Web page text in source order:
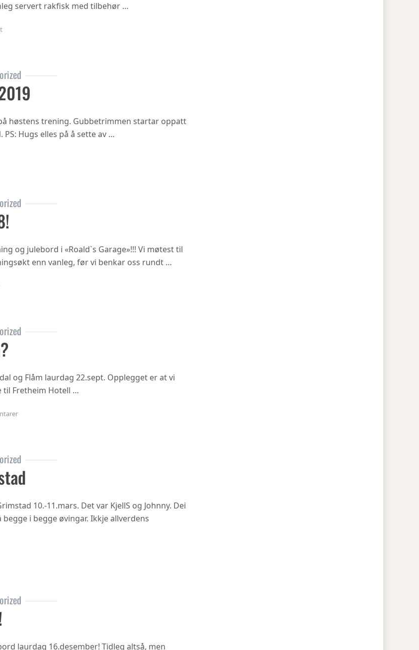
servert rakfisk med tilbehør …
on Juleavslutning 2019
høstens trening. Gubbetrimmen startar oppatt
Hugs elles på å sette av …
Oppstart hausten 2019
og julebord i «Roald`s Garage»!!! Vi møtest til
enn vanleg, før vi benkar oss rundt …
Julebordet 2018!
og Flåm laurdag 22.sept. Opplegget er at vi
til Fretheim Hotell …
til Årsmøte i Flåm?
10.-11.mars. Det var KjellS og Johnny. Dei
i begge øvingar. Ikkje allverdens
NM Grimstad
laurdag 16.desember! Tidleg altså, men